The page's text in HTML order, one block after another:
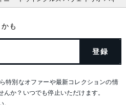
も
登録
特別なオファーや最新コレクションの情
か？いつでも停止いただけます。